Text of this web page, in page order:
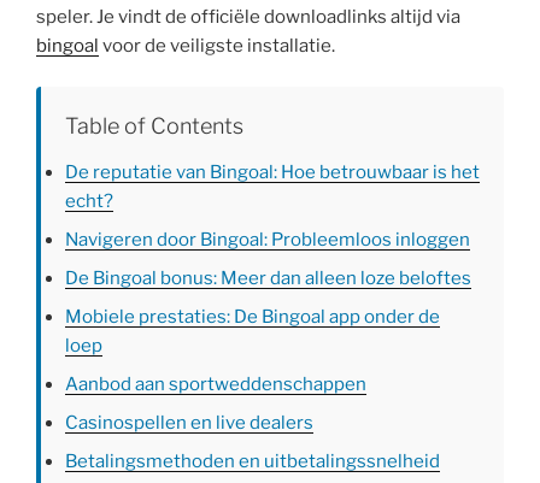
speler. Je vindt de officiële downloadlinks altijd via
bingoal voor de veiligste installatie.
Table of Contents
De reputatie van Bingoal: Hoe betrouwbaar is het
echt?
Navigeren door Bingoal: Probleemloos inloggen
De Bingoal bonus: Meer dan alleen loze beloftes
Mobiele prestaties: De Bingoal app onder de
loep
Aanbod aan sportweddenschappen
Casinospellen en live dealers
Betalingsmethoden en uitbetalingssnelheid